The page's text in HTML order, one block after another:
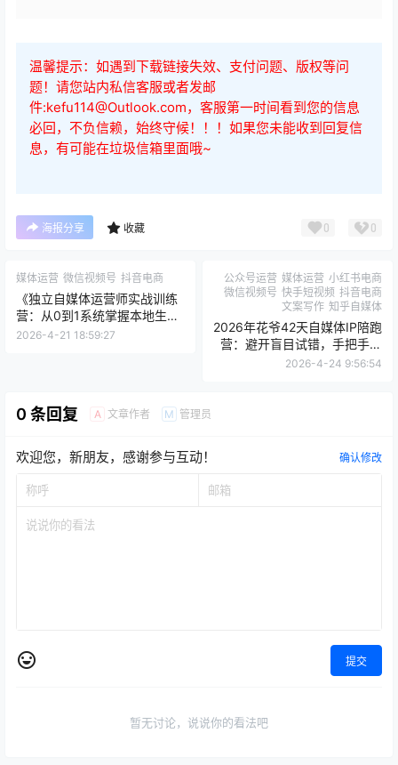
温馨提示：如遇到下载链接失效、支付问题、版权等问
题！请您站内私信客服或者发邮
件:kefu114@Outlook.com，客服第一时间看到您的信息
必回，不负信赖，始终守候！！！如果您未能收到回复信
息，有可能在垃圾信箱里面哦~
海报分享 收藏 0 0
媒体运营 微信视频号 抖音电商
《独立自媒体运营师实战训练
营：从0到1系统掌握本地生活
变现》
2026-4-21 18:59:27
公众号运营 媒体运营 小红书电商
微信视频号 快手短视频 抖音电商
文案写作 知乎自媒体
2026年花爷42天自媒体IP陪跑
营：避开盲目试错，手把手带
你从0到1稳定变现
2026-4-24 9:56:54
0 条回复 A 文章作者 M 管理员
欢迎您，新朋友，感谢参与互动！ 确认修改
提交
暂无讨论，说说你的看法吧